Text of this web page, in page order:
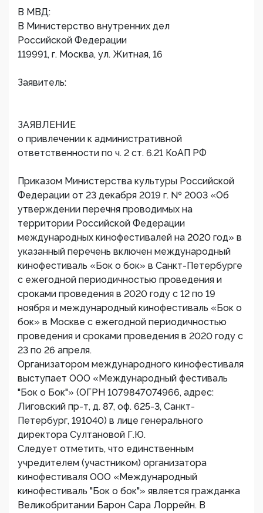
В МВД:
В Министерство внутренних дел
Российской Федерации
119991, г. Москва, ул. Житная, 16
Заявитель:
ЗАЯВЛЕНИЕ
о привлечении к административной
ответственности по ч. 2 ст. 6.21 КоАП РФ
Приказом Министерства культуры Российской
Федерации от 23 декабря 2019 г. № 2003 «Об
утверждении перечня проводимых на
территории Российской Федерации
международных кинофестивалей на 2020 год» в
указанный перечень включен международный
кинофестиваль «Бок о бок» в Санкт-Петербурге
с ежегодной периодичностью проведения и
сроками проведения в 2020 году с 12 по 19
ноября и международный кинофестиваль «Бок о
бок» в Москве с ежегодной периодичностью
проведения и сроками проведения в 2020 году с
23 по 26 апреля.
Организатором международного кинофестиваля
выступает ООО «Международный фестиваль
"Бок о Бок"» (ОГРН 1079847074966, адрес:
Лиговский пр-т, д. 87, оф. 625-3, Санкт-
Петербург, 191040) в лице генерального
директора Султановой Г.Ю.
Следует отметить, что единственным
учредителем (участником) организатора
кинофестиваля ООО «Международный
кинофестиваль "Бок о бок"» является гражданка
Великобритании Барон Сара Лоррейн. В